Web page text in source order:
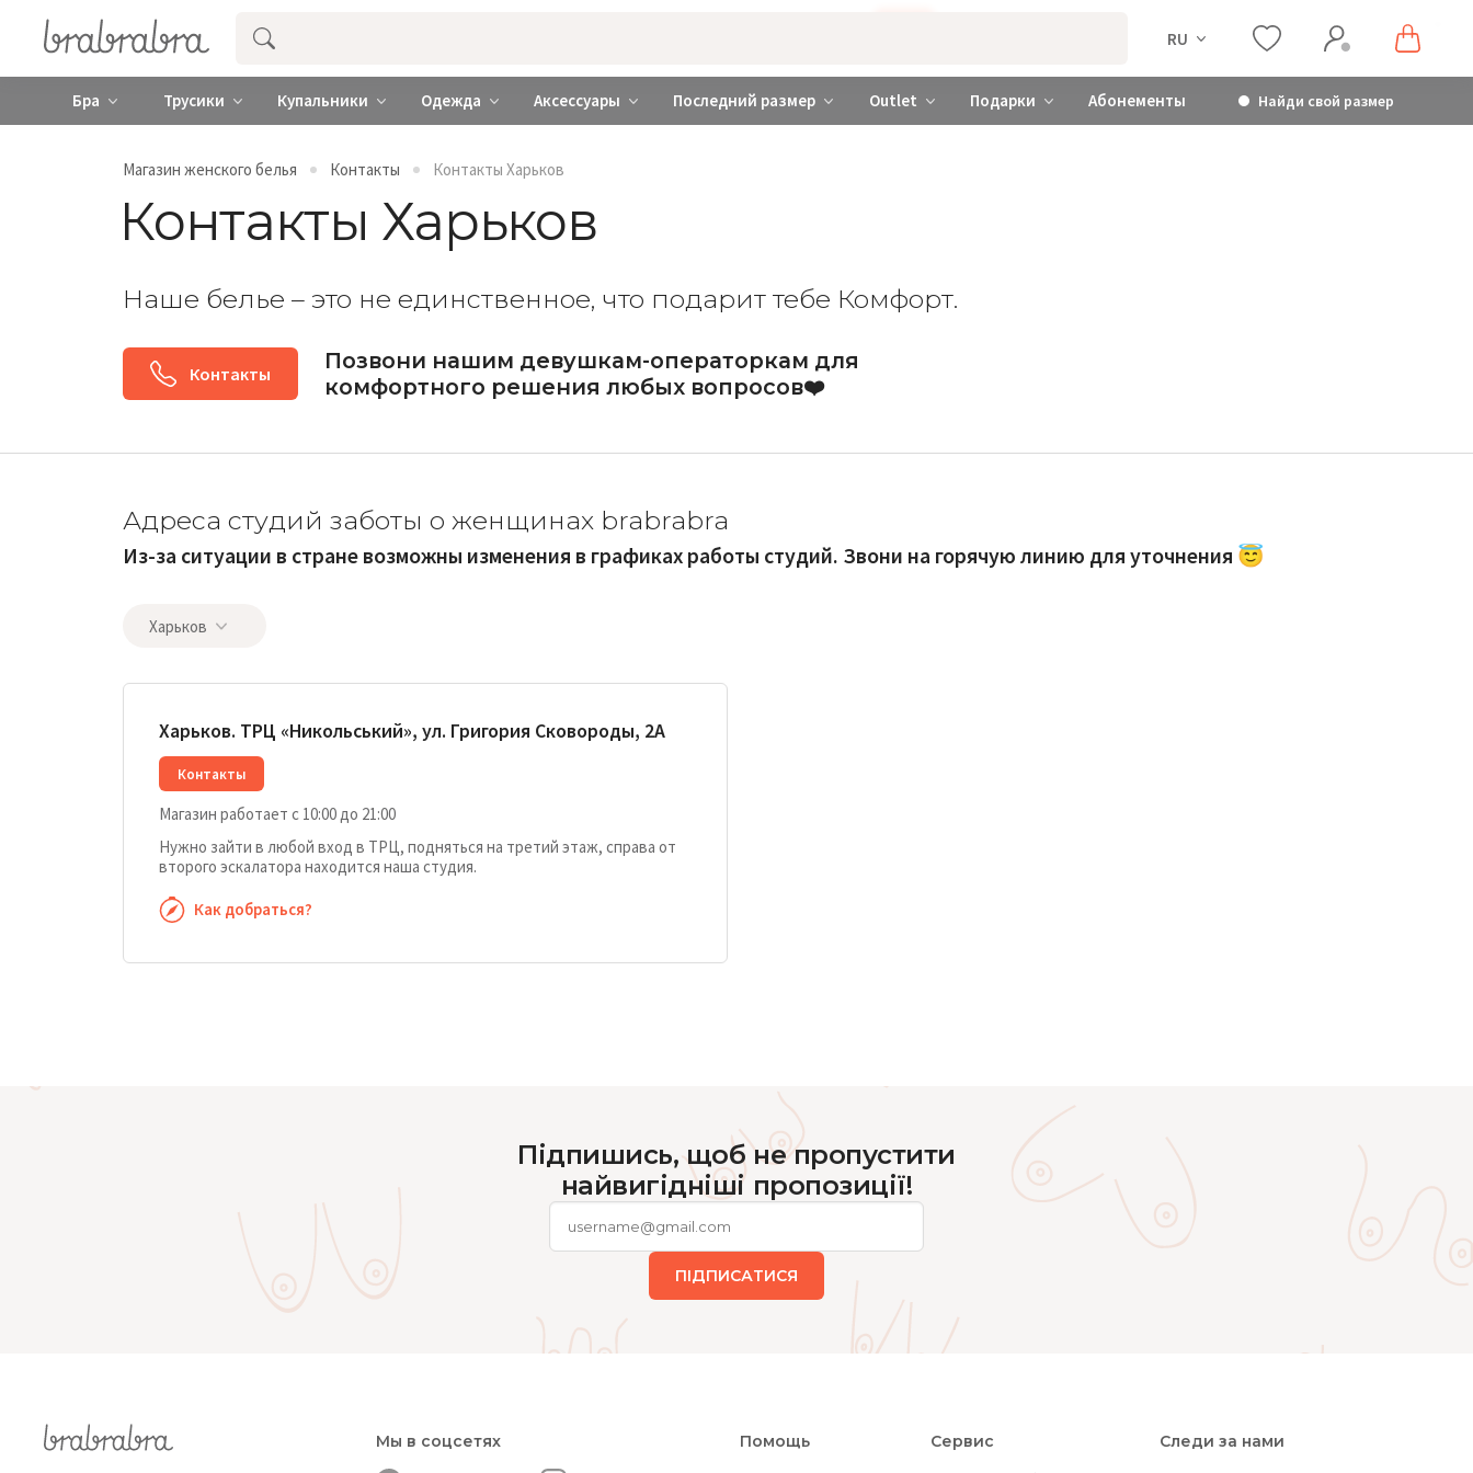
Купить нижнее женское белье ❤️ brabrabra ❤️ Киев и Украина RU
Бра Трусики Купальники Одежда Аксессуары Последний размер Outlet Подарки Абонементы Найди свой размер
Магазин женского белья Контакты Контакты Харьков
Контакты Харьков
Наше белье – это не единственное, что подарит тебе Комфорт.
Контакты
Позвони нашим девушкам-операторкам для
комфортного решения любых вопросов❤️
Адреса студий заботы о женщинах brabrabra
Из-за ситуации в стране возможны изменения в графиках работы студий. Звони на горячую линию для уточнения 😇
Харьков
Харьков. ТРЦ «Никольський», ул. Григория Сковороды, 2А
Контакты
Магазин работает с 10:00 до 21:00
Нужно зайти в любой вход в ТРЦ, подняться на третий этаж, справа от
второго эскалатора находится наша студия.
Как добраться?
Підпишись, щоб не пропустити
найвигідніші пропозиції!
ПІДПИСАТИСЯ
Мы в соцсетях Помощь Сервис Следи за нами